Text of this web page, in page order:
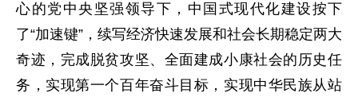
心的党中央坚强领导下，中国式现代化建设按下
了“加速键”，续写经济快速发展和社会长期稳定两大
奇迹，完成脱贫攻坚、全面建成小康社会的历史任
务，实现第一个百年奋斗目标，实现中华民族从站